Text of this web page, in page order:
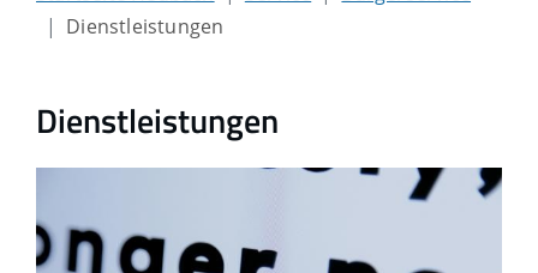
Dienstleistungen
Dienstleistungen